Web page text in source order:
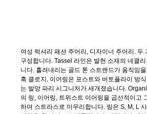
여성 럭셔리 패션 주어리, 디자이너 주어리. 두
구성합니다. Tassel 라인은 발헌 소재의 네클
니다. 흘려내리는 골드 톤 스트랜드가 움직임
훅 클로지, 이어링은 포스트와 버토플라이 방
는 발망 파리 시그니처가 새개졌습니다.
의 링, 이어링, 트위스트 이어링을 곱선적이고
하며 스트라스로 마무리합니다. 링은 S, M, L